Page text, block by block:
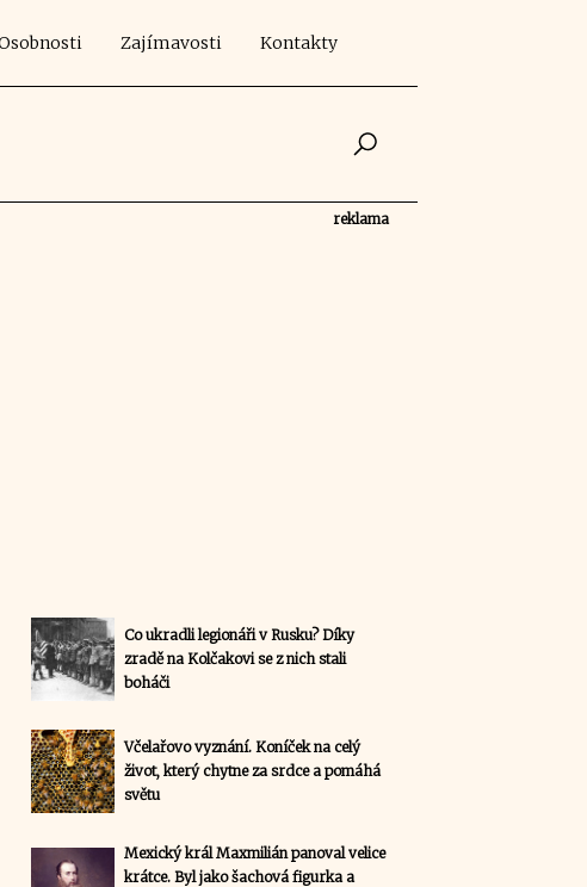
Zajímavosti Kontakty
reklama
Co ukradli legionáři v Rusku? Díky
zradě na Kolčakovi se z nich stali
boháči
Včelařovo vyznání. Koníček na celý
život, který chytne za srdce a pomáhá
světu
Mexický král Maxmilián panoval velice
krátce. Byl jako šachová figurka a